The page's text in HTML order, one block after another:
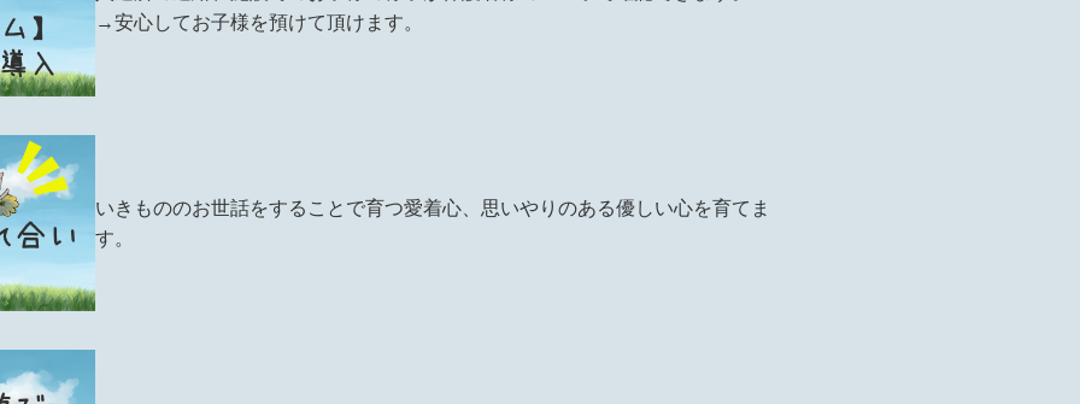
→安心してお子様を預けて頂けます。
いきもののお世話をすることで育つ愛着心、思いやりのある優しい心を育てま
す。